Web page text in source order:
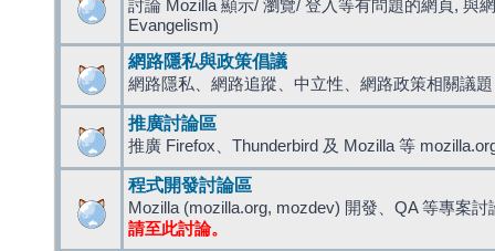
討論 Mozilla 顯示/ 瀏覽/ 登入等有問題的網頁, 與
Evangelism)
網路隱私與政策倡議
網路隱私、網路追蹤、中立性、網路政策相關議題
推廣討論區
推廣 Firefox、Thunderbird 及 Mozilla 等
程式開發討論區
Mozilla (mozilla.org, mozdev) 開發、QA 等專案討
請至此討論。